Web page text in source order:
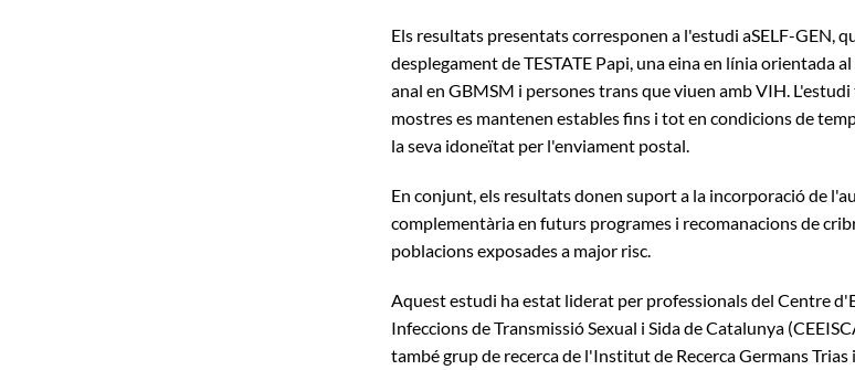
Els resultats presentats corresponen a l'estudi aSELF-GEN,
desplegament de TESTATE Papi, una eina en línia orientada
anal en GBMSM i persones trans que viuen amb VIH.
mostres es mantenen estables fins i tot en condicions de
la seva idoneïtat per l'enviament postal.
En conjunt, els resultats donen suport a la incorporació de
complementària en futurs programes i recomanacions de
poblacions exposades a major risc.
Aquest estudi ha estat liderat per professionals del Centre
Infeccions de Transmissió Sexual i Sida de Catalunya
també grup de recerca de l'Institut de Recerca Germans